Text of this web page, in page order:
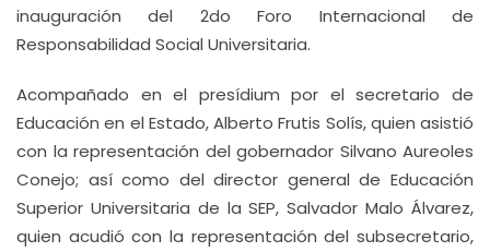
inauguración del 2do Foro Internacional de
Responsabilidad Social Universitaria.
Acompañado en el presídium por el secretario de
Educación en el Estado, Alberto Frutis Solís, quien asistió
con la representación del gobernador Silvano Aureoles
Conejo; así como del director general de Educación
Superior Universitaria de la SEP, Salvador Malo Álvarez,
quien acudió con la representación del subsecretario,